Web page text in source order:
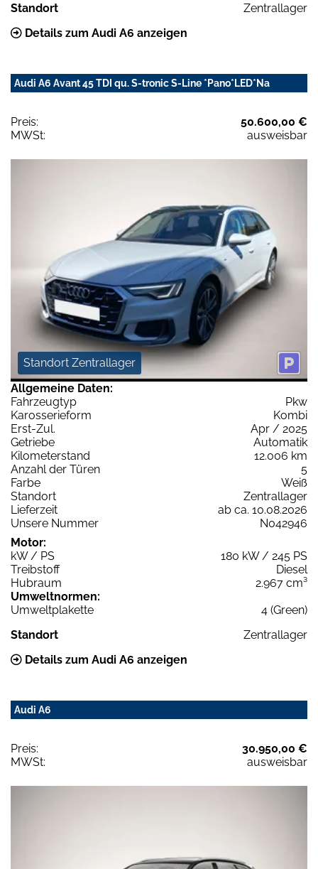
Standort
Zentrallager
Details zum Audi A6 anzeigen
Audi A6 Avant 45 TDI qu. S-tronic S-Line *Pano*LED*Na
Preis:
50.600,00 €
MWSt:
ausweisbar
Standort Zentrallager
Allgemeine Daten:
Fahrzeugtyp
Pkw
Karosserieform
Kombi
Erst-Zul.
Apr / 2025
Getriebe
Automatik
Kilometerstand
12.006 km
Anzahl der Türen
5
Farbe
Weiß
Standort
Zentrallager
Lieferzeit
ab ca. 10.08.2026
Unsere Nummer
N042946
Motor:
kW / PS
180 kW / 245 PS
Treibstoff
Diesel
Hubraum
2.967 cm³
Umweltnormen:
Umweltplakette
4 (Green)
Standort
Zentrallager
Details zum Audi A6 anzeigen
Audi A6
Preis:
30.950,00 €
MWSt:
ausweisbar